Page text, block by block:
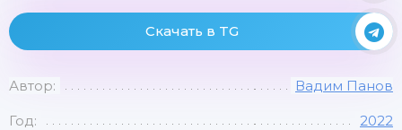
Скачать в TG
Автор: Вадим Панов
Год: 2022